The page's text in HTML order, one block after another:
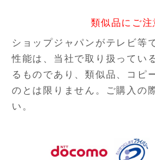
類似品にご注
ショップジャパンがテレビ等
性能は、当社で取り扱ってい
るものであり、類似品、コピ
のとは限りません。ご購入の
い。